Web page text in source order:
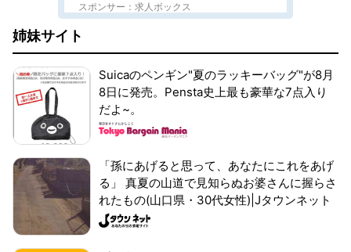
スポンサー：求人ボックス
姉妹サイト
Suicaのペンギン"夏のラッキーバッグ"が8月
8日に発売。Pensta史上最も豪華な7点入り
だよ~。
「孫にあげると思って、あなたにこれをあげ
る」 真夏の山道で見知らぬお婆さんに握らさ
れたもの(山口県・30代女性)|Jタウンネット